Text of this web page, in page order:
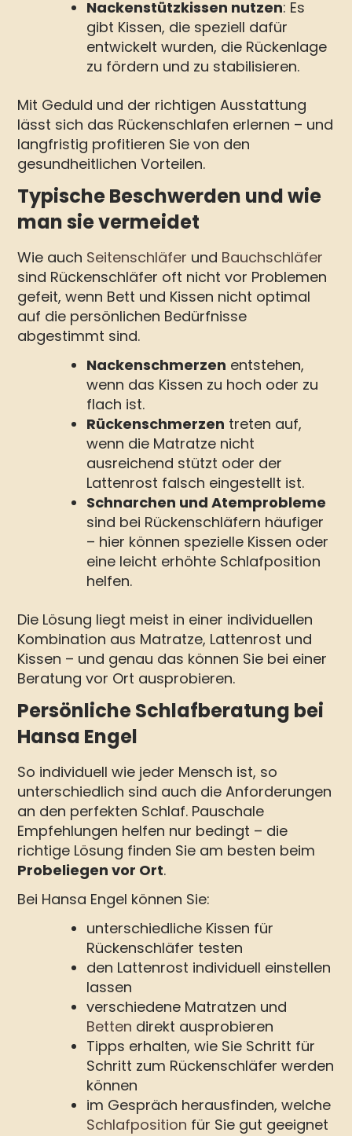
Nackenstützkissen nutzen: Es
gibt Kissen, die speziell dafür
entwickelt wurden, die Rückenlage
zu fördern und zu stabilisieren.
Mit Geduld und der richtigen Ausstattung
lässt sich das Rückenschlafen erlernen – und
langfristig profitieren Sie von den
gesundheitlichen Vorteilen.
Typische Beschwerden und wie
man sie vermeidet
Wie auch Seitenschläfer und Bauchschläfer
sind Rückenschläfer oft nicht vor Problemen
gefeit, wenn Bett und Kissen nicht optimal
auf die persönlichen Bedürfnisse
abgestimmt sind.
Nackenschmerzen entstehen,
wenn das Kissen zu hoch oder zu
flach ist.
Rückenschmerzen treten auf,
wenn die Matratze nicht
ausreichend stützt oder der
Lattenrost falsch eingestellt ist.
Schnarchen und Atemprobleme
sind bei Rückenschläfern häufiger
– hier können spezielle Kissen oder
eine leicht erhöhte Schlafposition
helfen.
Die Lösung liegt meist in einer individuellen
Kombination aus Matratze, Lattenrost und
Kissen – und genau das können Sie bei einer
Beratung vor Ort ausprobieren.
Persönliche Schlafberatung bei
Hansa Engel
So individuell wie jeder Mensch ist, so
unterschiedlich sind auch die Anforderungen
an den perfekten Schlaf. Pauschale
Empfehlungen helfen nur bedingt – die
richtige Lösung finden Sie am besten beim
Probeliegen vor Ort.
Bei Hansa Engel können Sie:
unterschiedliche Kissen für
Rückenschläfer testen
den Lattenrost individuell einstellen
lassen
verschiedene Matratzen und
Betten direkt ausprobieren
Tipps erhalten, wie Sie Schritt für
Schritt zum Rückenschläfer werden
können
im Gespräch herausfinden, welche
Schlafposition für Sie gut geeignet